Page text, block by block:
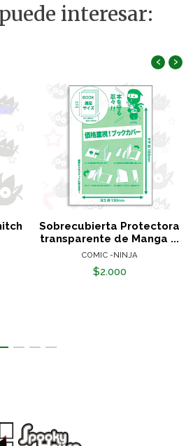
interesar:
Sobrecubierta Protectora
transparente de Manga ...
COMIC -NINJA
$2.000
‹ ›